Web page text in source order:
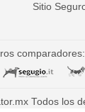
Sitio
comparadores:
Todos los